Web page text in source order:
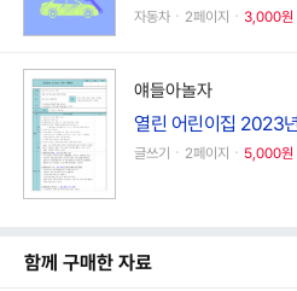
자동차ㆍ2페이지ㆍ 3,000원
얘들아놀자
열린 어린이집 2023
글쓰기ㆍ2페이지ㆍ 5,000원
함께 구매한 자료